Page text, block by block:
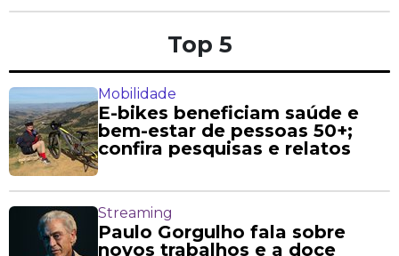
Top 5
Mobilidade
E-bikes beneficiam saúde e
bem-estar de pessoas 50+;
confira pesquisas e relatos
Streaming
Paulo Gorgulho fala sobre
novos trabalhos e a doce